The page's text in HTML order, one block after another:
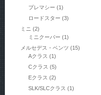
プレマシー (1)
ロードスター (3)
ミニ (2)
ミニクーパー (1)
メルセデス・ベンツ (15)
Aクラス (1)
Cクラス (5)
Eクラス (2)
SLK/SLCクラス (1)